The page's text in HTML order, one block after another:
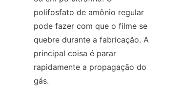
polifosfato de amônio regular
pode fazer com que o filme se
quebre durante a fabricação. A
principal coisa é parar
rapidamente a propagação do
gás.